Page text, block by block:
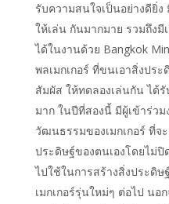
รับความสนใจเป็นอย่างดียิ่
ให้เล่น กันมากมาย รวมถึง
ได้ในงานด้วย Bangkok
พลเมกเกอร์ ที่ขนเอาสิ่งปร
สัมผัส ให้ทดลองเล่นกัน ได้
มาก ในปีที่สองนี้ มีผู้เข้าร่ว
วัฒนธรรมของเมกเกอร์ ที่จ
ประดิษฐ์ของตนเองโดยไม่ปิ
ไปใช้ในการสร้างสิ่งประดิษ
เมกเกอร์รุ่นใหม่ๆ ต่อไป น